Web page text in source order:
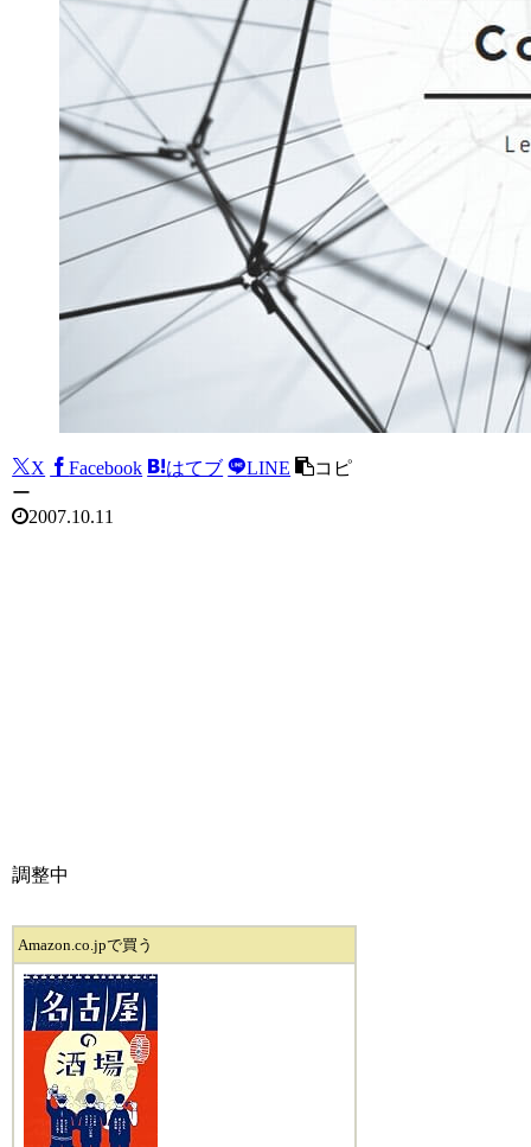
X Facebook はてブ LINE
コピ
ー
2007.10.11
調整中
Amazon.co.jpで買う